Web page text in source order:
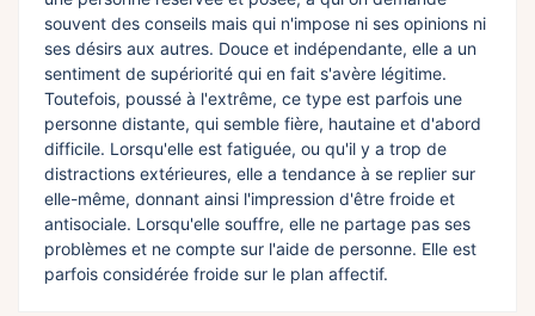
souvent des conseils mais qui n'impose ni ses opinions ni
ses désirs aux autres. Douce et indépendante, elle a un
sentiment de supériorité qui en fait s'avère légitime.
Toutefois, poussé à l'extrême, ce type est parfois une
personne distante, qui semble fière, hautaine et d'abord
difficile. Lorsqu'elle est fatiguée, ou qu'il y a trop de
distractions extérieures, elle a tendance à se replier sur
elle-même, donnant ainsi l'impression d'être froide et
antisociale. Lorsqu'elle souffre, elle ne partage pas ses
problèmes et ne compte sur l'aide de personne. Elle est
parfois considérée froide sur le plan affectif.